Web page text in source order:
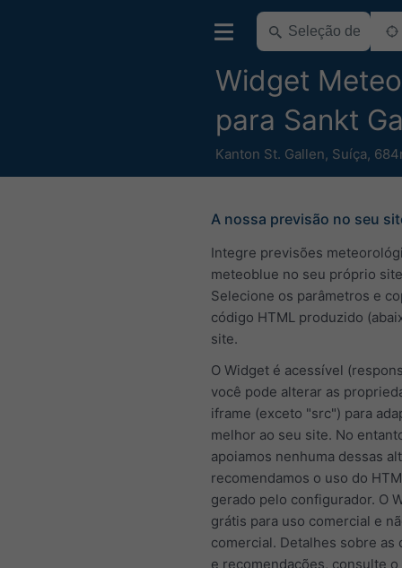
Widget
para Sankt
Kanton St. Gallen, Suíça,
A nossa previsão no seu
Integre previsões
meteoblue no seu próprio
Selecione os parâmetros e
código HTML produzido
site.
O Widget é acessível
você pode alterar as
iframe (exceto "src") para
melhor ao seu site. No
apoiamos nenhuma dessas
recomendamos o uso do
gerado pelo configurador. O
grátis para uso comercial e
comercial. Detalhes sobre as
e recomendações, consulte o